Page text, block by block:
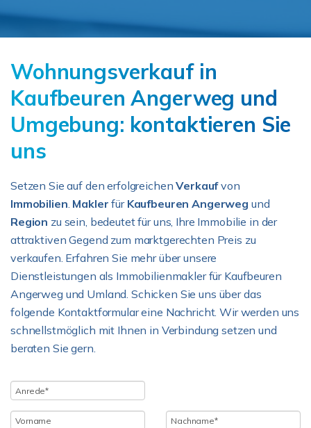
Wohnungsverkauf in
Kaufbeuren Angerweg und
Umgebung: kontaktieren Sie
uns
Setzen Sie auf den erfolgreichenVerkaufvon
Immobilien. Maklerfür Kaufbeuren Angerweg und
Region zu sein, bedeutet für uns, Ihre Immobilie in der
attraktiven Gegend zum marktgerechten Preis zu
verkaufen. Erfahren Sie mehr über unsere
Dienstleistungen als Immobilienmakler für Kaufbeuren
Angerweg und Umland. Schicken Sie uns über das
folgende Kontaktformular eine Nachricht. Wir werden uns
schnellstmöglich mit Ihnen in Verbindung setzen und
beraten Sie gern.